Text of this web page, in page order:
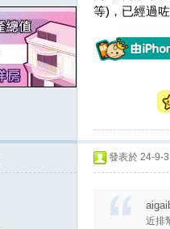
等)，已經過
發表於 24-9-
近排